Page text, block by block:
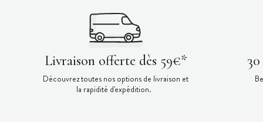
Livraison offerte dès 59€*
Découvrez toutes nos options de livraison et
la rapidité d'expédition.